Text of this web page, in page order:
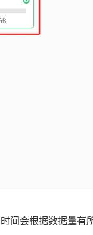
间会根据数据量